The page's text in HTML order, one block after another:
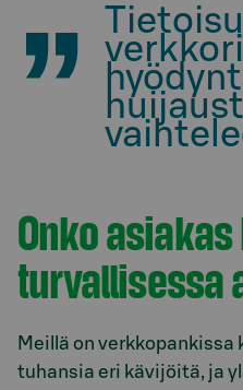
Onko
turvallisessa
Meillä on
tuhansia eri kävijöitä, ja